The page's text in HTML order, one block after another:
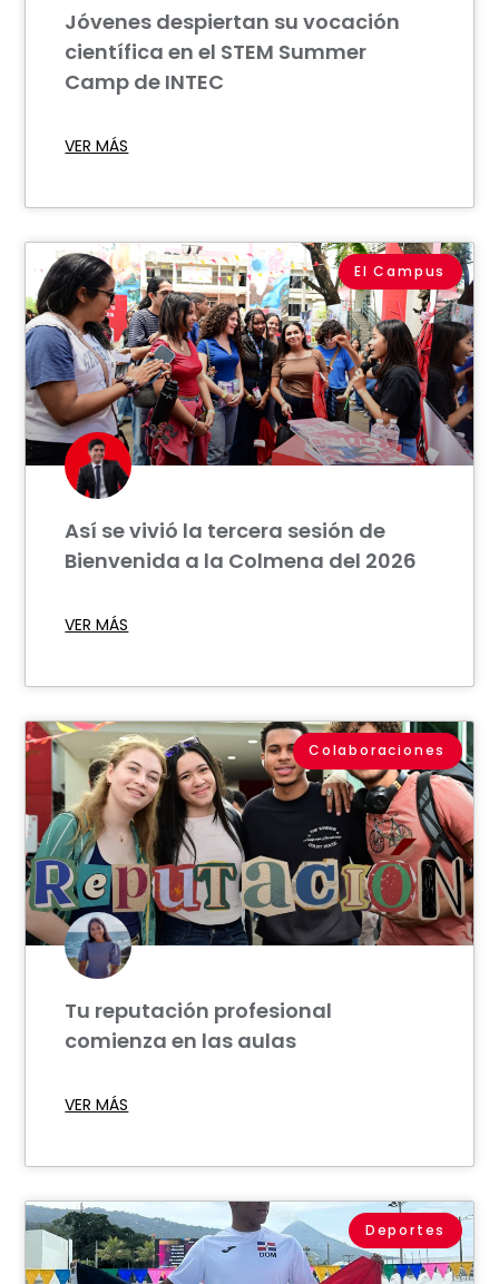
Jóvenes despiertan su vocación
científica en el STEM Summer
Camp de INTEC
VER MÁS
El Campus
Así se vivió la tercera sesión de
Bienvenida a la Colmena del 2026
VER MÁS
Colaboraciones
Tu reputación profesional
comienza en las aulas
VER MÁS
Deportes